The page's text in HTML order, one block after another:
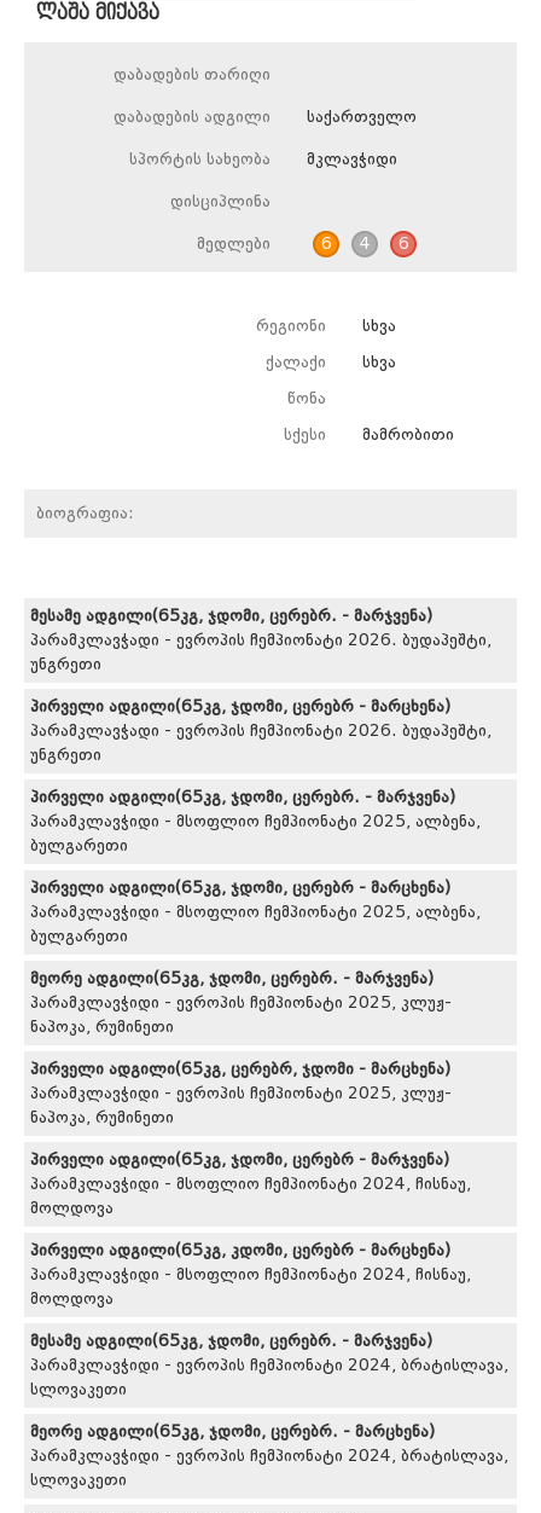
ლაშა მიქავა
დაბადების თარიღი
დაბადების ადგილი საქართველო
სპორტის სახეობა მკლავჭიდი
დისციპლინა
მედლები 6 4 6
რეგიონი სხვა
ქალაქი სხვა
წონა
სქესი მამრობითი
ბიოგრაფია:
მესამე ადგილი(65კგ, ჯდომი, ცერებრ. - მარჯვენა)
პარამკლავჭადი - ევროპის ჩემპიონატი 2026. ბუდაპეშტი,
უნგრეთი
პირველი ადგილი(65კგ, ჯდომი, ცერებრ - მარცხენა)
პარამკლავჭადი - ევროპის ჩემპიონატი 2026. ბუდაპეშტი,
უნგრეთი
პირველი ადგილი(65კგ, ჯდომი, ცერებრ. - მარჯვენა)
პარამკლავჭიდი - მსოფლიო ჩემპიონატი 2025, ალბენა,
ბულგარეთი
პირველი ადგილი(65კგ, ჯდომი, ცერებრ - მარცხენა)
პარამკლავჭიდი - მსოფლიო ჩემპიონატი 2025, ალბენა,
ბულგარეთი
მეორე ადგილი(65კგ, ჯდომი, ცერებრ. - მარჯვენა)
პარამკლავჭიდი - ევროპის ჩემპიონატი 2025, კლუჟ-
ნაპოკა, რუმინეთი
პირველი ადგილი(65კგ, ცერებრ, ჯდომი - მარცხენა)
პარამკლავჭიდი - ევროპის ჩემპიონატი 2025, კლუჟ-
ნაპოკა, რუმინეთი
პირველი ადგილი(65კგ, ჯდომი, ცერებრ - მარჯვენა)
პარამკლავჭიდი - მსოფლიო ჩემპიონატი 2024, ჩისნაუ,
მოლდოვა
პირველი ადგილი(65კგ, კდომი, ცერებრ - მარცხენა)
პარამკლავჭიდი - მსოფლიო ჩემპიონატი 2024, ჩისნაუ,
მოლდოვა
მესამე ადგილი(65კგ, ჯდომი, ცერებრ. - მარჯვენა)
პარამკლავჭიდი - ევროპის ჩემპიონატი 2024, ბრატისლავა,
სლოვაკეთი
მეორე ადგილი(65კგ, ჯდომი, ცერებრ. - მარცხენა)
პარამკლავჭიდი - ევროპის ჩემპიონატი 2024, ბრატისლავა,
სლოვაკეთი